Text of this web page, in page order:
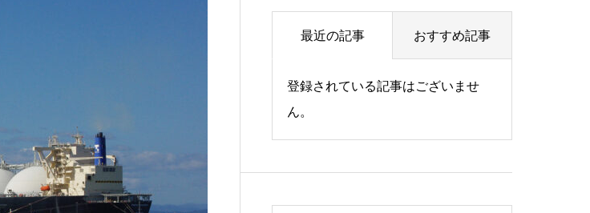
最近の記事 おすすめ記事
登録されている記事はございませ
ん。